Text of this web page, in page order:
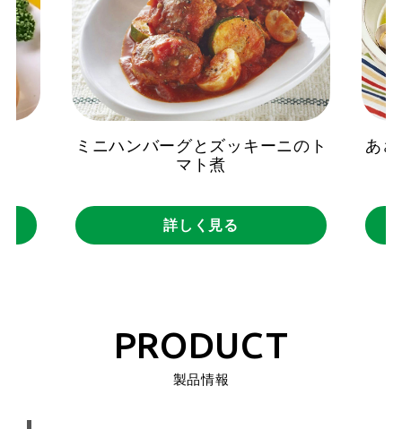
ミニハンバーグとズッキーニのト
マト煮
詳しく見る
あ
PRODUCT
製品情報